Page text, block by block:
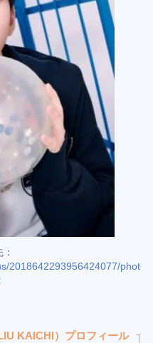
2018642293956424077/phot
KAICHI）プロフィール